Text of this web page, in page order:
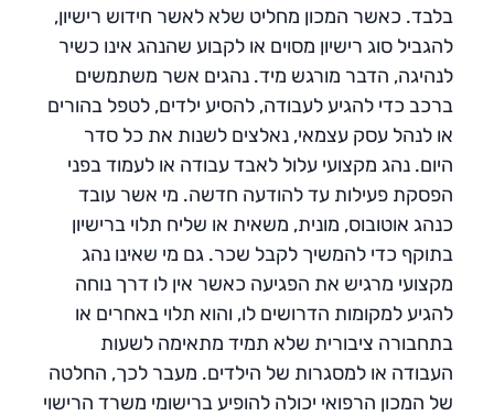
בלבד. כאשר המכון מחליט שלא לאשר חידוש רישיון,
להגביל סוג רישיון מסוים או לקבוע שהנהג אינו כשיר
לנהיגה, הדבר מורגש מיד. נהגים אשר משתמשים
ברכב כדי להגיע לעבודה, להסיע ילדים, לטפל בהורים
או לנהל עסק עצמאי, נאלצים לשנות את כל סדר
היום. נהג מקצועי עלול לאבד עבודה או לעמוד בפני
הפסקת פעילות עד להודעה חדשה. מי אשר עובד
כנהג אוטובוס, מונית, משאית או שליח תלוי ברישיון
בתוקף כדי להמשיך לקבל שכר. גם מי שאינו נהג
מקצועי מרגיש את הפגיעה כאשר אין לו דרך נוחה
להגיע למקומות הדרושים לו, והוא תלוי באחרים או
בתחבורה ציבורית שלא תמיד מתאימה לשעות
העבודה או למסגרות של הילדים. מעבר לכך, החלטה
של המכון הרפואי יכולה להופיע ברישומי משרד הרישוי